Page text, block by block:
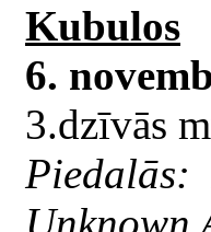
Kubulos
6.
3.dzīvās
Piedalās:
Unknown